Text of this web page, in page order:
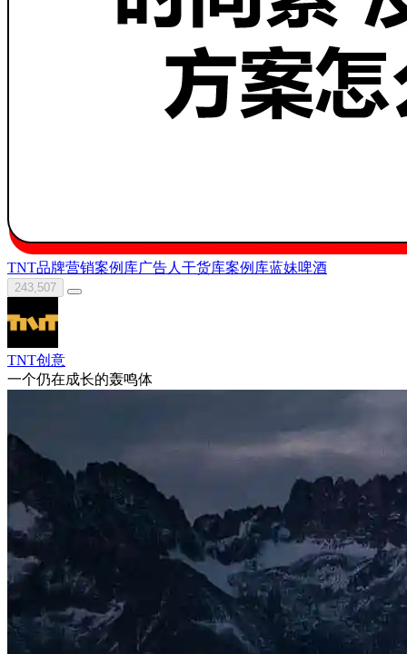
TNT品牌营销案例库广告人干货库案例库蓝妹啤酒
243,507
TNT创意
⼀个仍在成⻓的轰鸣体